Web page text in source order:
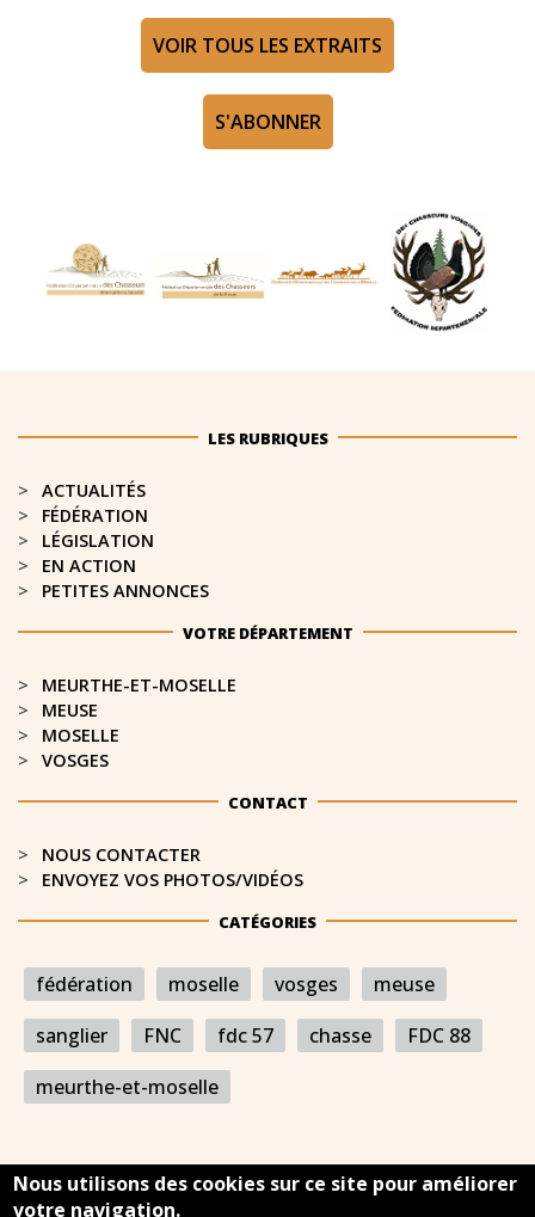
VOIR TOUS LES EXTRAITS
S'ABONNER
LES RUBRIQUES
ACTUALITÉS
FÉDÉRATION
LÉGISLATION
EN ACTION
PETITES ANNONCES
VOTRE DÉPARTEMENT
MEURTHE-ET-MOSELLE​
MEUSE
MOSELLE
VOSGES
CONTACT
NOUS CONTACTER
ENVOYEZ VOS PHOTOS/VIDÉOS
CATÉGORIES
fédération moselle vosges
meuse
sanglier
FNC fdc 57 chasse
FDC 88
meurthe-et-moselle
Nous utilisons des cookies sur ce site pour améliorer
votre navigation.